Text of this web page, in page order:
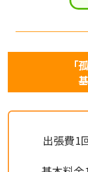
「
出張費1